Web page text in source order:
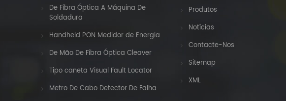
De Fibra Óptica A Máquina De
Soldadura
Handheld PON Medidor de Energia
De Mão De Fibra Óptica Cleaver
Tipo caneta Visual Fault Locator
Metro De Cabo Detector De Falha
Produtos
Notícias
Contacte-Nos
Sitemap
XML